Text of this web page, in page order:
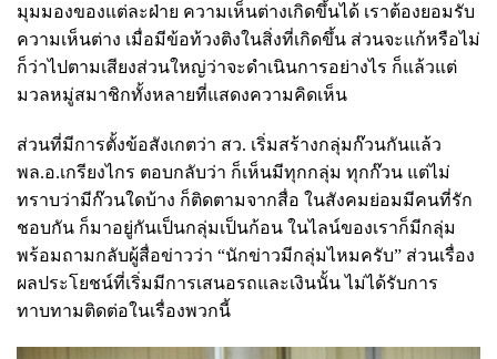
มุมมองของแต่ละฝ่าย ความเห็นต่างเกิดขึ้นได้ เราต้องยอมรับ
ความเห็นต่าง เมื่อมีข้อท้วงติงในสิ่งที่เกิดขึ้น ส่วนจะแก้หรือไม่
ก็ว่าไปตามเสียงส่วนใหญ่ว่าจะดำเนินการอย่างไร ก็แล้วแต่
มวลหมู่สมาชิกทั้งหลายที่แสดงความคิดเห็น
ส่วนที่มีการตั้งข้อสังเกตว่า สว. เริ่มสร้างกลุ่มก๊วนกันแล้ว
พล.อ.เกรียงไกร ตอบกลับว่า ก็เห็นมีทุกกลุ่ม ทุกก๊วน แต่ไม่
ทราบว่ามีก๊วนใดบ้าง ก็ติดตามจากสื่อ ในสังคมย่อมมีคนที่รัก
ชอบกัน ก็มาอยู่กันเป็นกลุ่มเป็นก้อน ในไลน์ของเราก็มีกลุ่ม
พร้อมถามกลับผู้สื่อข่าวว่า “นักข่าวมีกลุ่มไหมครับ” ส่วนเรื่อง
ผลประโยชน์ที่เริ่มมีการเสนอรถและเงินนั้น ไม่ได้รับการ
ทาบทามติดต่อในเรื่องพวกนี้